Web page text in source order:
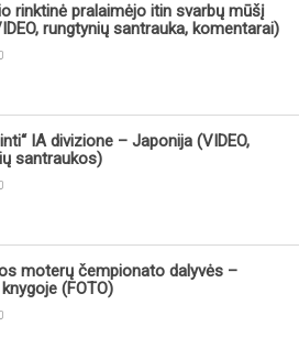
rinktinė pralaimėjo itin svarbų mūšį
rungtynių santrauka, komentarai)
IA divizione – Japonija (VIDEO,
santraukos)
moterų čempionato dalyvės –
(FOTO)